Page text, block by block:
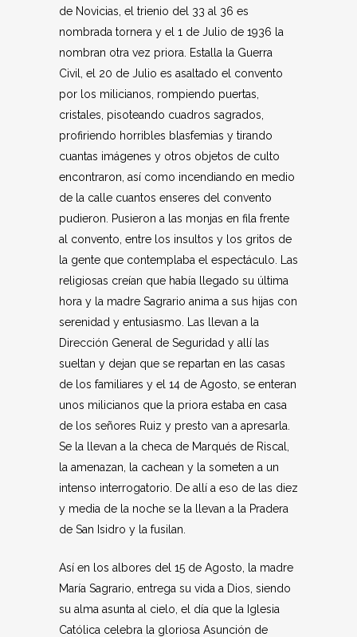
de Novicias, el trienio del 33 al 36 es
nombrada tornera y el 1 de Julio de 1936 la
nombran otra vez priora. Estalla la Guerra
Civil, el 20 de Julio es asaltado el convento
por los milicianos, rompiendo puertas,
cristales, pisoteando cuadros sagrados,
profiriendo horribles blasfemias y tirando
cuantas imágenes y otros objetos de culto
encontraron, así como incendiando en medio
de la calle cuantos enseres del convento
pudieron. Pusieron a las monjas en fila frente
al convento, entre los insultos y los gritos de
la gente que contemplaba el espectáculo. Las
religiosas creían que había llegado su última
hora y la madre Sagrario anima a sus hijas con
serenidad y entusiasmo. Las llevan a la
Dirección General de Seguridad y allí las
sueltan y dejan que se repartan en las casas
de los familiares y el 14 de Agosto, se enteran
unos milicianos que la priora estaba en casa
de los señores Ruiz y presto van a apresarla.
Se la llevan a la checa de Marqués de Riscal,
la amenazan, la cachean y la someten a un
intenso interrogatorio. De allí a eso de las diez
y media de la noche se la llevan a la Pradera
de San Isidro y la fusilan.
Así en los albores del 15 de Agosto, la madre
María Sagrario, entrega su vida a Dios, siendo
su alma asunta al cielo, el día que la Iglesia
Católica celebra la gloriosa Asunción de